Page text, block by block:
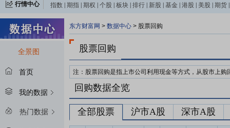
行情中心 指数 期指 期权 个股 板块 排行 新股 基金 港股 美股 期货
全景图
首页
我的数据
热门数据
东方财富网 > 数据中心 > 股票回购
股票回购
注：股票回购是指上市公司利用现金等方式，从股市上
回购数据全览
全部股票 沪市A股 深市A股